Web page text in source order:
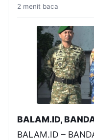
2 menit baca
BALAM.ID,
BALAM.ID –